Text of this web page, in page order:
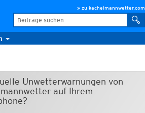
» zu kachelmannwetter.com
Unwetterwarnungen von
auf Ihrem